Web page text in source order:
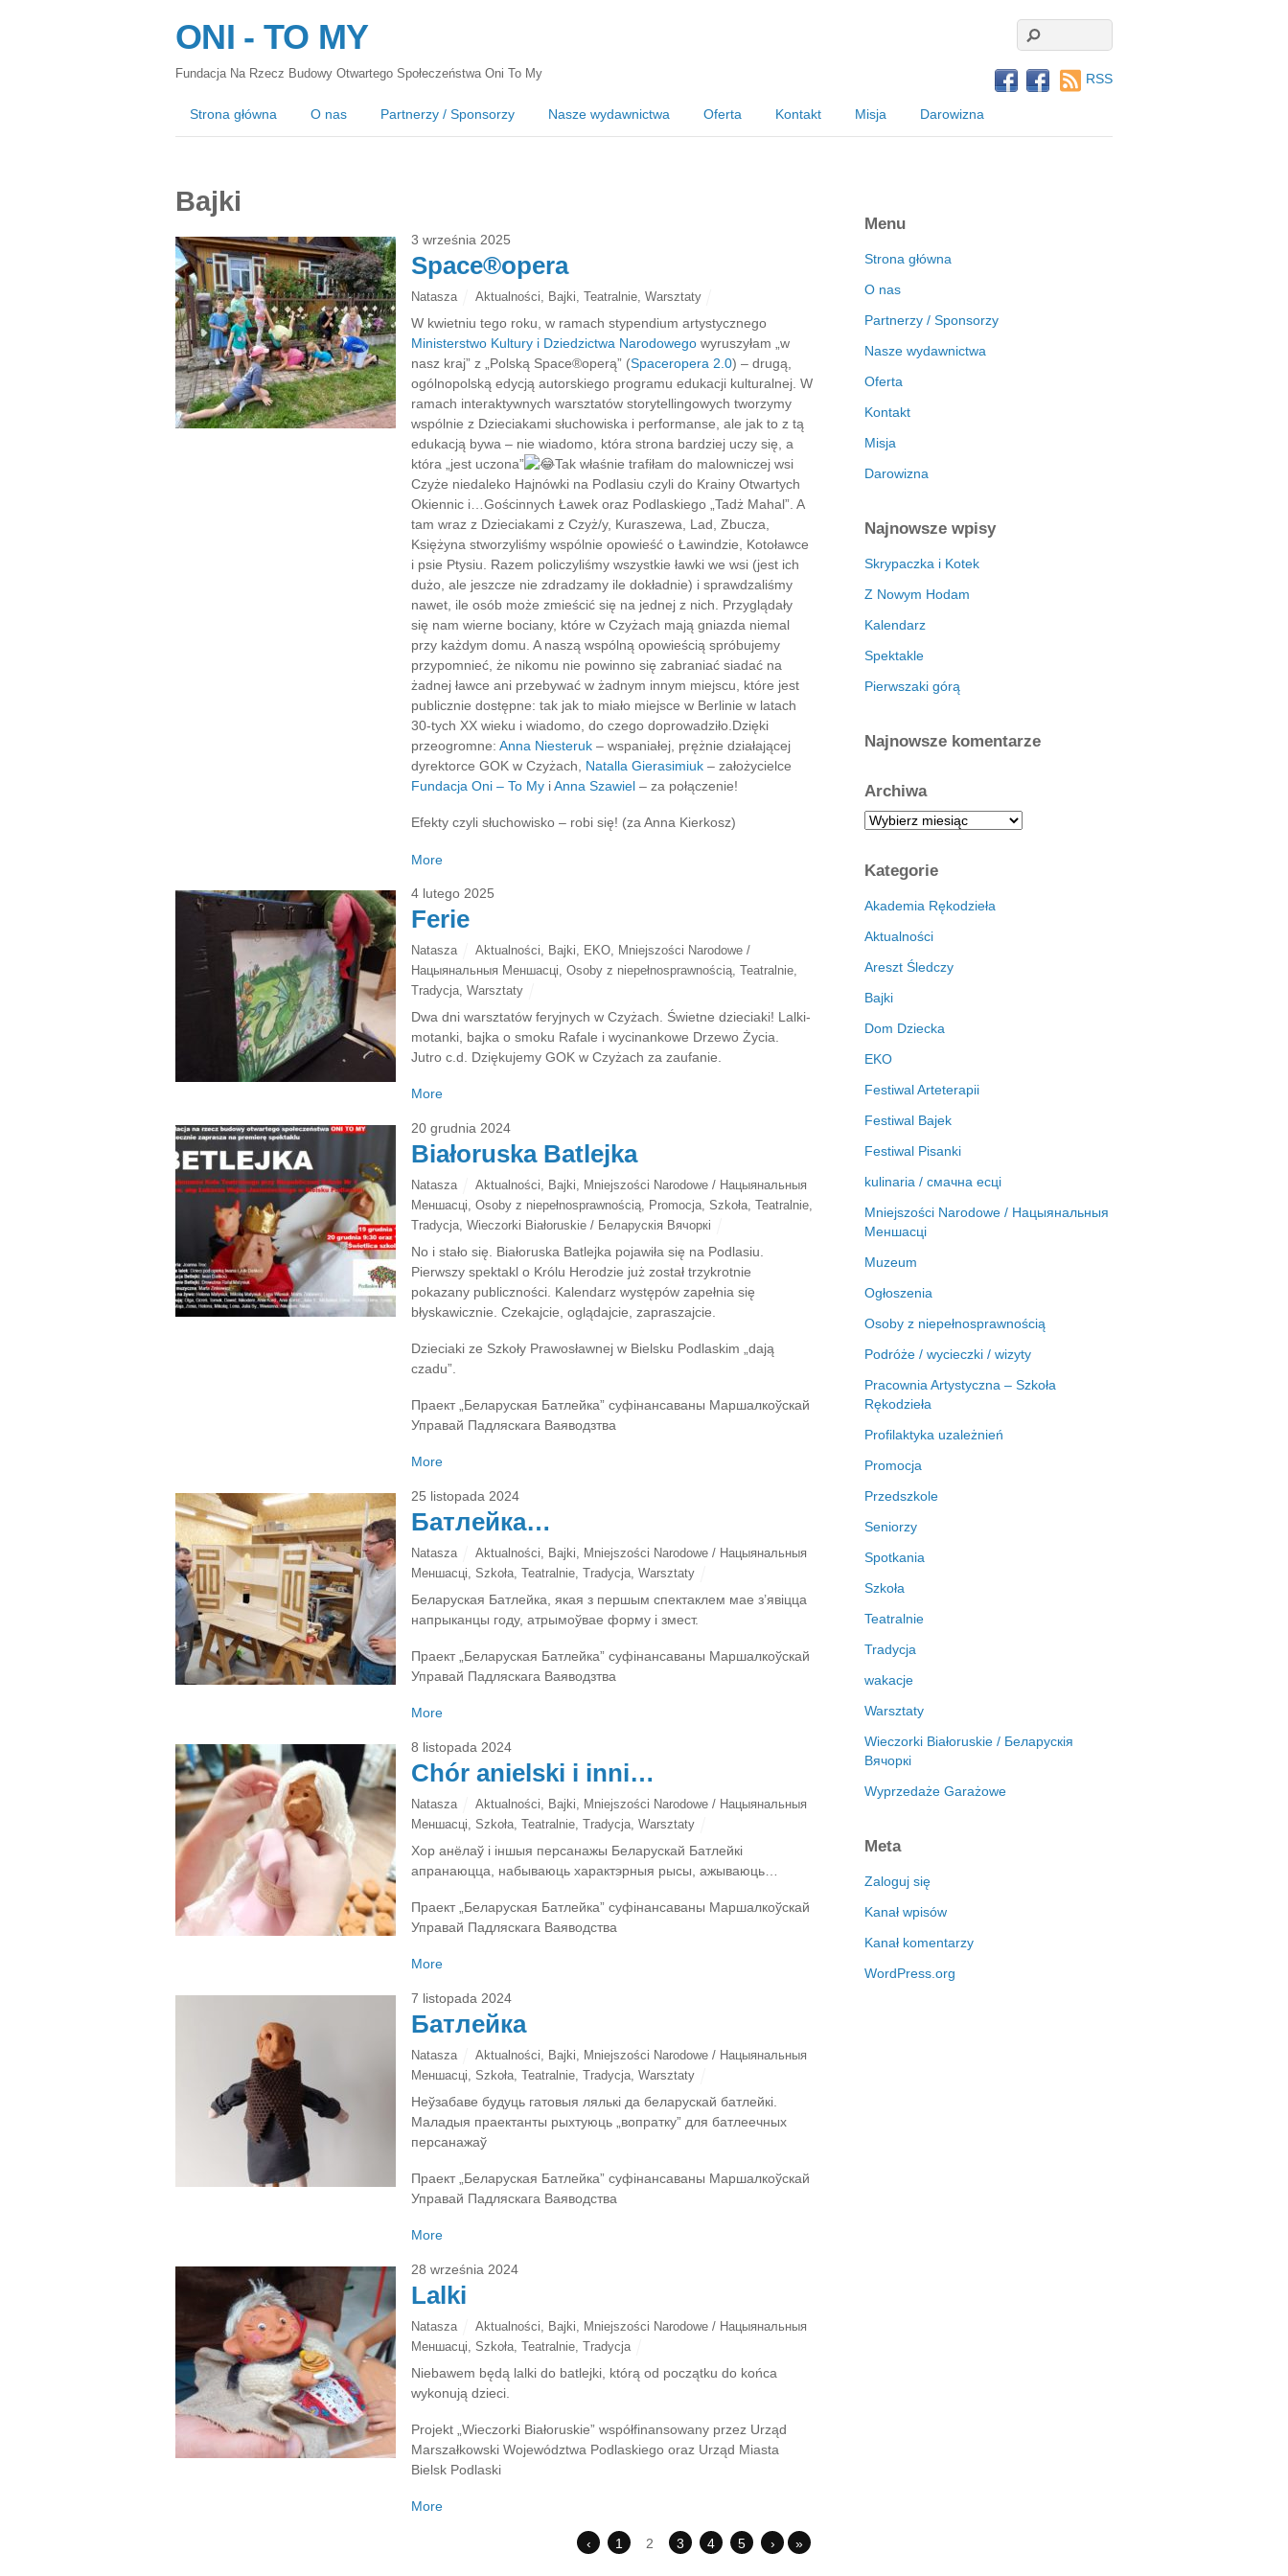
ONI - TO MY
Fundacja Na Rzecz Budowy Otwartego Społeczeństwa Oni To My
Strona główna O nas Partnerzy / Sponsorzy Nasze wydawnictwa Oferta Kontakt Misja Darowizna
RSS
Bajki
3 września 2025
Space®opera
Natasza Aktualności, Bajki, Teatralnie, Warsztaty
W kwietniu tego roku, w ramach stypendium artystycznego
Ministerstwo Kultury i Dziedzictwa Narodowego wyruszyłam „w
nasz kraj” z „Polską Space®operą” (Spaceropera 2.0) – drugą,
ogólnopolską edycją autorskiego programu edukacji kulturalnej. W
ramach interaktywnych warsztatów storytellingowych tworzymy
wspólnie z Dzieciakami słuchowiska i performanse, ale jak to z tą
edukacją bywa – nie wiadomo, która strona bardziej uczy się, a
która „jest uczona”
Tak właśnie trafiłam do malowniczej wsi
Czyże niedaleko Hajnówki na Podlasiu czyli do Krainy Otwartych
Okiennic i…Gościnnych Ławek oraz Podlaskiego „Tadż Mahal”. A
tam wraz z Dzieciakami z Czyż/y, Kuraszewa, Lad, Zbucza,
Księżyna stworzyliśmy wspólnie opowieść o Ławindzie, Kotoławce
i psie Ptysiu. Razem policzyliśmy wszystkie ławki we wsi (jest ich
dużo, ale jeszcze nie zdradzamy ile dokładnie) i sprawdzaliśmy
nawet, ile osób może zmieścić się na jednej z nich. Przyglądały
się nam wierne bociany, które w Czyżach mają gniazda niemal
przy każdym domu. A naszą wspólną opowieścią spróbujemy
przypomnieć, że nikomu nie powinno się zabraniać siadać na
żadnej ławce ani przebywać w żadnym innym miejscu, które jest
publicznie dostępne: tak jak to miało miejsce w Berlinie w latach
30-tych XX wieku i wiadomo, do czego doprowadziło.Dzięki
przeogromne: Anna Niesteruk – wspaniałej, prężnie działającej
dyrektorce GOK w Czyżach, Natalla Gierasimiuk – założycielce
Fundacja Oni – To My iAnna Szawiel – za połączenie!
Efekty czyli słuchowisko – robi się! (za Anna Kierkosz)
More
4 lutego 2025
Ferie
Natasza Aktualności Bajki EKO,
Mniejszości Narodowe /
Нацыянальныя Меншасці Osoby z niepełnosprawnością Teatralnie
Tradycja Warsztaty
Dwa dni warsztatów feryjnych w Czyżach. Świetne dzieciaki! Lalki-
motanki, bajka o smoku Rafale i wycinankowe Drzewo Życia.
Jutro c.d. Dziękujemy GOK w Czyżach za zaufanie.
More
20 grudnia 2024
Białoruska Batlejka
Natasza Aktualności Bajki
Mniejszości Narodowe / Нацыянальныя
Меншасці Osoby z niepełnosprawnością Promocja Szkoła Teatralnie
Tradycja Wieczorki Białoruskie / Беларускія Вячоркі
No i stało się. Białoruska Batlejka pojawiła się na Podlasiu.
Pierwszy spektakl o Królu Herodzie już został trzykrotnie
pokazany publiczności. Kalendarz występów zapełnia się
błyskawicznie. Czekajcie, oglądajcie, zapraszajcie.
Dzieciaki ze Szkoły Prawosławnej w Bielsku Podlaskim „dają
czadu”.
Праект „Беларуская Батлейка” суфінансаваны Маршалкоўскай
Управай Падляскага Ваяводзтва
More
25 listopada 2024
Батлейка…
Natasza Aktualności Bajki
Mniejszości Narodowe / Нацыянальныя
Меншасці Szkoła Teatralnie Tradycja Warsztaty
Беларуская Батлейка, якая з першым спектаклем мае з’явіцца
напрыканцы году, атрымоўвае форму і змест.
Праект „Беларуская Батлейка” суфінансаваны Маршалкоўскай
Управай Падляскага Ваяводзтва
More
8 listopada 2024
Chór anielski i inni…
Natasza Aktualności Bajki
Mniejszości Narodowe / Нацыянальныя
Меншасці Szkoła Teatralnie Tradycja Warsztaty
Хор анёлаў і іншыя персанажы Беларускай Батлейкі
апранаюцца, набываюць характэрныя рысы, ажываюць…
Праект „Беларуская Батлейка” суфінансаваны Маршалкоўскай
Управай Падляскага Ваяводcтва
More
7 listopada 2024
Батлейка
Natasza Aktualności Bajki
Mniejszości Narodowe / Нацыянальныя
Меншасці Szkoła Teatralnie Tradycja Warsztaty
Неўзабаве будуць гатовыя лялькі да беларускай батлейкі.
Маладыя праектанты рыхтуюць „вопратку” для батлеечных
персанажаў
Праект „Беларуская Батлейка” суфінансаваны Маршалкоўскай
Управай Падляскага Ваяводства
More
28 września 2024
Lalki
Natasza Aktualności Bajki
Mniejszości Narodowe / Нацыянальныя
Меншасці Szkoła Teatralnie Tradycja
Niebawem będą lalki do batlejki, którą od początku do końca
wykonują dzieci.
Projekt „Wieczorki Białoruskie” współfinansowany przez Urząd
Marszałkowski Województwa Podlaskiego oraz Urząd Miasta
Bielsk Podlaski
More
‹ 1 2 3 4 5 › »
Menu
Strona główna
O nas
Partnerzy / Sponsorzy
Nasze wydawnictwa
Oferta
Kontakt
Misja
Darowizna
Najnowsze wpisy
Skrypaczka i Kotek
Z Nowym Hodam
Kalendarz
Spektakle
Pierwszaki górą
Najnowsze komentarze
Archiwa
A
h
i
a
Kategorie
Akademia Rękodzieła
Aktualności
Areszt Śledczy
Bajki
Dom Dziecka
EKO
Festiwal Arteterapii
Festiwal Bajek
Festiwal Pisanki
kulinaria / смачна есці
Mniejszości Narodowe / Нацыянальныя
Меншасці
Muzeum
Ogłoszenia
Osoby z niepełnosprawnością
Podróże / wycieczki / wizyty
Pracownia Artystyczna – Szkoła
Rękodzieła
Profilaktyka uzależnień
Promocja
Przedszkole
Seniorzy
Spotkania
Szkoła
Teatralnie
Tradycja
wakacje
Warsztaty
Wieczorki Białoruskie / Беларускія
Вячоркі
Wyprzedaże Garażowe
Meta
Zaloguj się
Kanał wpisów
Kanał komentarzy
WordPress.org